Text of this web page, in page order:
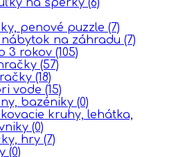
penové puzzle (7)
na záhradu (7)
3 rokov (105)
(57)
(18)
vode (15)
bazéniky (0)
kruhy, lehátka,
(0)
hry (7)
(0)